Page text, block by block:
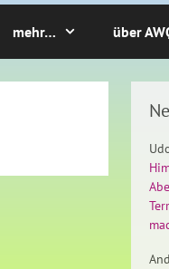
mehr… über